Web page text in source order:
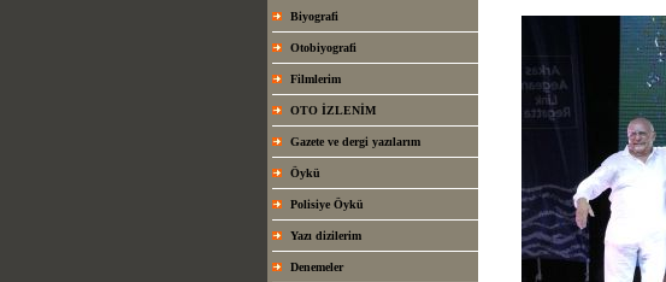
Biyografi
Otobiyografi
Filmlerim
OTO İZLENİM
Gazete ve dergi yazılarım
Öykü
Polisiye Öykü
Yazı dizilerim
Denemeler